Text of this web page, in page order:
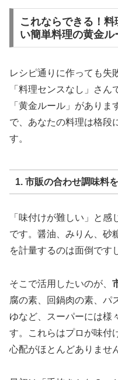
これならできる！
い簡単料理の黄金ル
レシピ通りに作っても
「料理センスなし」さ
「黄金ルール」があり
で、あなたの料理は格段
す。
1. 市販の合わせ調味料
「味付けが難しい」と
です。醤油、みりん、
を計量するのは面倒です
そこで活用したいのが、
腐の素、回鍋肉の素、パ
ゆなど、スーパーには様
す。これらはプロが味付
心配がほとんどありませ